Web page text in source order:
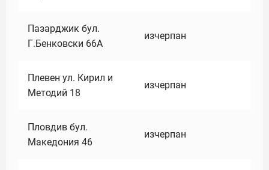
Пазарджик бул.
Г.Бенковски 66А
изчерпан
Плевен ул. Кирил и
Методий 18
изчерпан
Пловдив бул.
Македония 46
изчерпан